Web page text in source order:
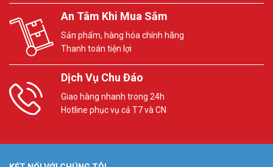
An Tâm Khi Mua Sắm
Sản phẩm, hàng hóa chính hãng
Thanh toán tiện lợi
Dịch Vụ Chu Đáo
Giao hàng nhanh trong 24h
Hotline phục vụ cả T7 và CN